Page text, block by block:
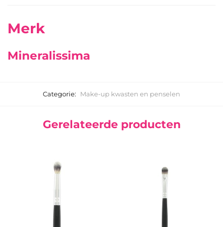
Merk
Mineralissima
Categorie: Make-up kwasten en penselen
Gerelateerde producten